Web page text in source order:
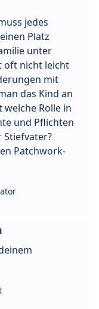
jedes
Platz
unter
oft nicht leicht
mit
das Kind an
welche Rolle in
und Pflichten
Patchwork-